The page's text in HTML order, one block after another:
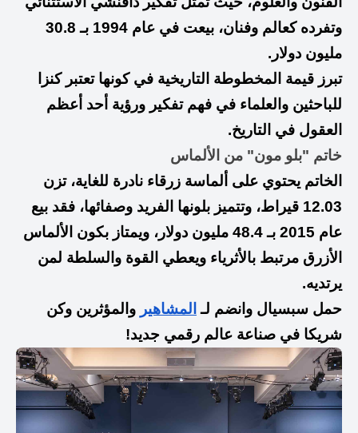
وتفرده كعالم وفنان، بيعت في عام 1994 بـ 30.8
مليون دولار.
تبرز قيمة المخطوطة التاريخية في كونها تعتبر كنزا
للباحثين والعلماء في فهم تفكير ورؤية أحد أعظم
العقول في التاريخ.
خاتم "بلو مون" من الألماس
الخاتم يحتوي على ألماسة زرقاء نادرة للغاية، تزن
12.03 قيراط، وتتميز بلونها الفريد وصفائها، فقد بيع
عام 2015 بـ 48.4 مليون دولار، ويمتاز بكون الألماس
الأزرق مرتبط بالأثرياء ويعطي القوة والسلطة لمن
يرتديه.
حمل سبسيال وانضم لـ المشاهير والمؤثرين وكن
شريكا في صناعة عالم رقمي جديد!